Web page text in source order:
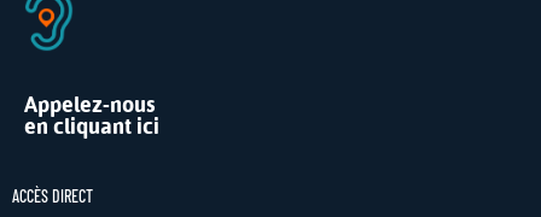
Appelez-nous
en cliquant ici
ACCÈS DIRECT